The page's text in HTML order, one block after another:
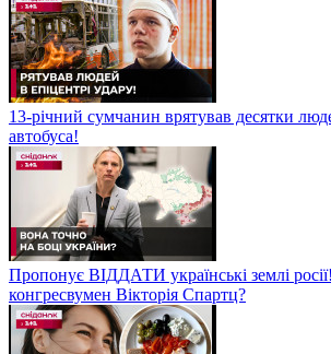
13-річний сумчанин врятував десятки
автобуса!
Пропонує ВІДДАТИ українські землі
конгресвумен Вікторія Спартц?